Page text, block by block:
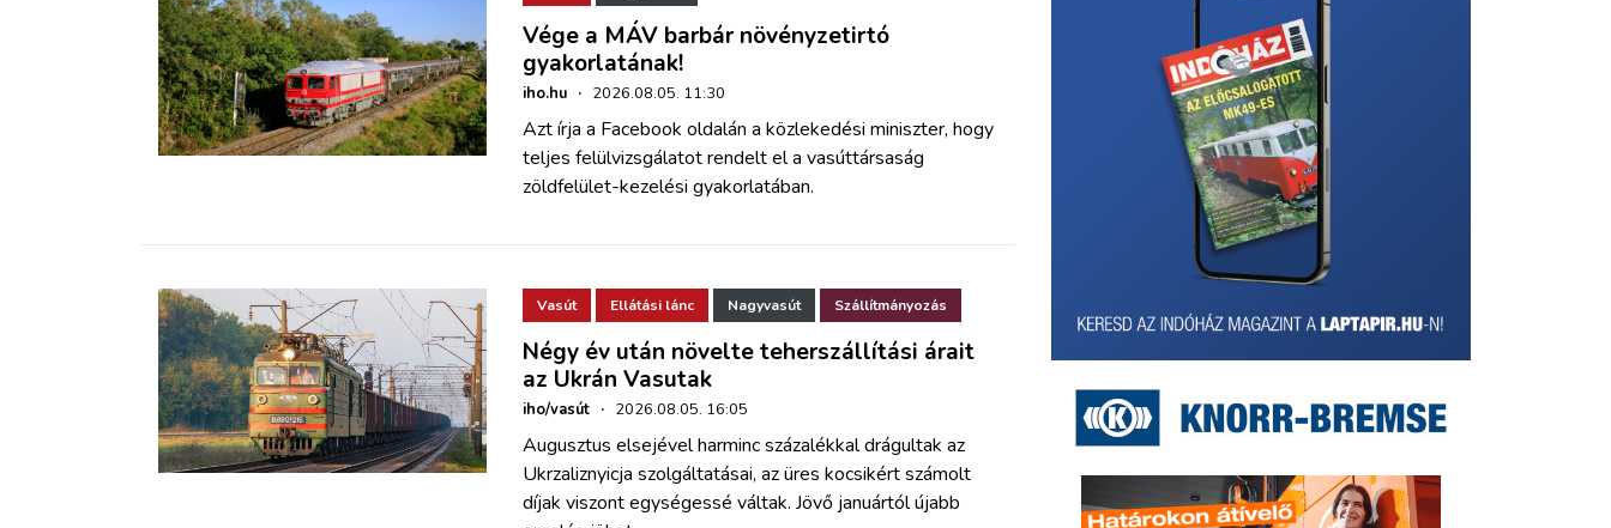
Vége a MÁV barbár növényzetirtó
gyakorlatának!
iho.hu · 2026.08.05. 11:30
Azt írja a Facebook oldalán a közlekedési miniszter, hogy
teljes felülvizsgálatot rendelt el a vasúttársaság
zöldfelület-kezelési gyakorlatában.
Vasút Ellátási lánc Nagyvasút Szállítmányozás
Négy év után növelte teherszállítási árait
az Ukrán Vasutak
iho/vasút · 2026.08.05. 16:05
Augusztus elsejével harminc százalékkal drágultak az
Ukrzaliznyicja szolgáltatásai, az üres kocsikért számolt
díjak viszont egységessé váltak. Jövő januártól újabb